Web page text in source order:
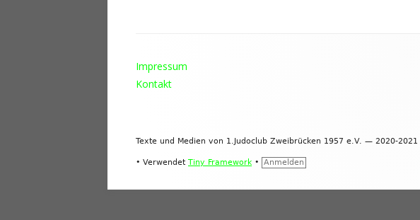
Inhalt
Impressum
Kontakt
Texte und Medien von 1.Judoclub Zweibrücken 1957 e.V. — 2020-2021
• Verwendet Tiny Framework • Anmelden